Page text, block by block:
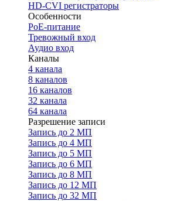
HD-CVI регистраторы
Особенности
PoE-питание
Тревожный вход
Аудио вход
Каналы
4 канала
8 каналов
16 каналов
32 канала
64 канала
Разрешение записи
Запись до 2 МП
Запись до 4 МП
Запись до 5 МП
Запись до 6 МП
Запись до 8 МП
Запись до 12 МП
Запись до 32 МП